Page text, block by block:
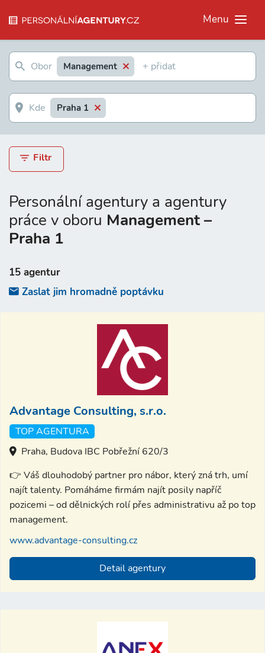
Menu
Management
Praha 1
Filtr
Personální agentury a agentury
práce v oboru Management –
Praha 1
15 agentur
Zaslat jim hromadně poptávku
Advantage Consulting, s.r.o.
TOP AGENTURA
Praha, Budova IBC Pobřežní 620/3
👉 Váš dlouhodobý partner pro nábor, který zná trh, umí
najít talenty. Pomáháme firmám najít posily napříč
pozicemi – od dělnických rolí přes administrativu až po top
management.
www.advantage-consulting.cz
Detail agentury